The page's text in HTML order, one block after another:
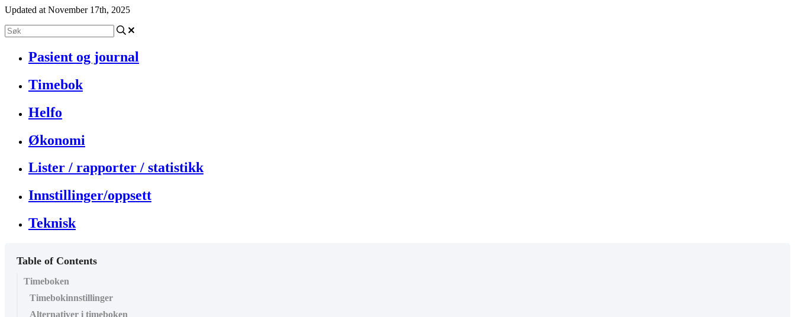
Updated at November 17th, 2025
Pasient og journal
Timebok
Helfo
Økonomi
Lister / rapporter / statistikk
Innstillinger/oppsett
Teknisk
Table of Contents
Timeboken
Timebokinnstillinger
Alternativer i timeboken